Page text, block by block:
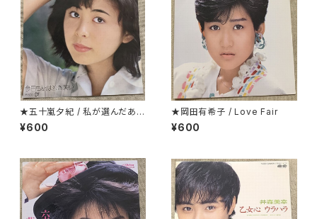
★五十嵐夕紀 / 私が選んだあな
たです
¥600
★岡田有希子 / Love Fair
¥600